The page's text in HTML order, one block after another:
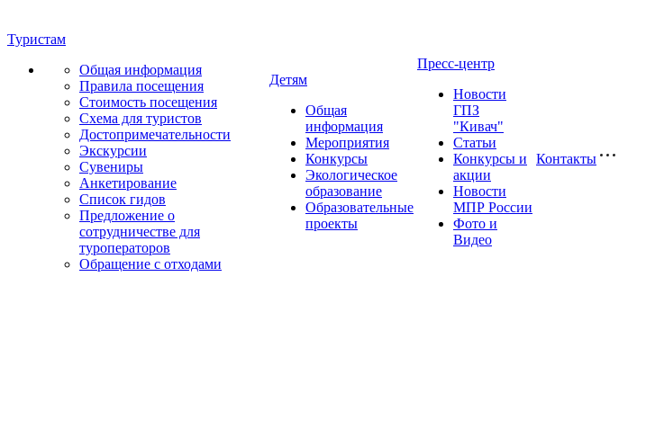
Туристам
Общая информация
Правила посещения
Стоимость посещения
Схема для туристов
Достопримечательности
Экскурсии
Сувениры
Анкетирование
Список гидов
Предложение о
сотрудничестве для
туроператоров
Обращение с отходами
Детям
Общая
информация
Мероприятия
Конкурсы
Экологическое
образование
Образовательные
проекты
Пресс-центр
Новости
ГПЗ
"Кивач"
Статьи
Конкурсы и
акции
Новости
МПР России
Фото и
Видео
Контакты